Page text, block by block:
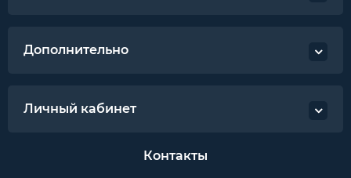
Дополнительно
Личный кабинет
Контакты